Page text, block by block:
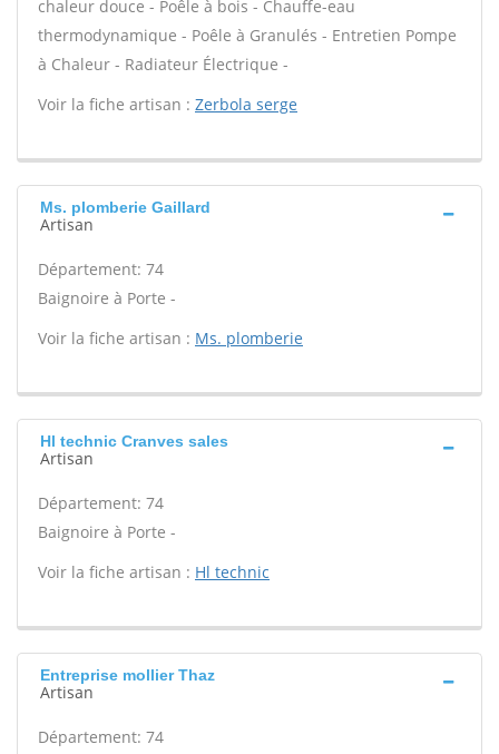
chaleur douce - Poêle à bois - Chauffe-eau
thermodynamique - Poêle à Granulés - Entretien Pompe
à Chaleur - Radiateur Électrique -
Voir la fiche artisan : Zerbola serge
Ms. plomberie Gaillard
Artisan
Département: 74
Baignoire à Porte -
Voir la fiche artisan : Ms. plomberie
Hl technic Cranves sales
Artisan
Département: 74
Baignoire à Porte -
Voir la fiche artisan : Hl technic
Entreprise mollier Thaz
Artisan
Département: 74